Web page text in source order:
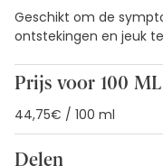
Geschikt om de
ontstekingen en jeuk
Prijs voor 100 ML
44,75€ / 100 ml
Delen